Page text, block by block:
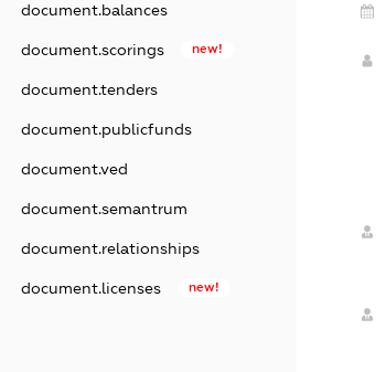
document.balances
document.scorings new!
document.tenders
document.publicfunds
document.ved
document.semantrum
document.relationships
document.licenses new!